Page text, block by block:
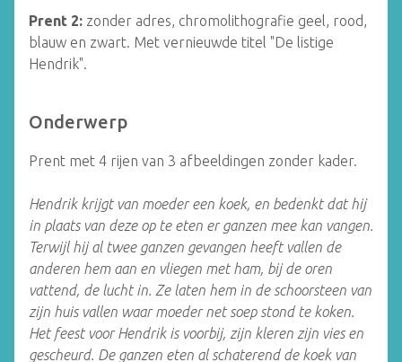
Prent 2: zonder adres, chromolithografie geel, rood,
blauw en zwart. Met vernieuwde titel "De listige
Hendrik".
Onderwerp
Prent met 4 rijen van 3 afbeeldingen zonder kader.
Hendrik krijgt van moeder een koek, en bedenkt dat hij
in plaats van deze op te eten er ganzen mee kan vangen.
Terwijl hij al twee ganzen gevangen heeft vallen de
anderen hem aan en vliegen met ham, bij de oren
vattend, de lucht in. Ze laten hem in de schoorsteen van
zijn huis vallen waar moeder net soep stond te koken.
Het feest voor Hendrik is voorbij, zijn kleren zijn vies en
gescheurd. De ganzen eten al schaterend de koek van